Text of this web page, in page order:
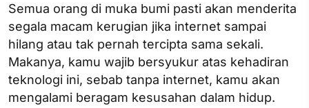
Semua orang di muka bumi pasti akan menderita
segala macam kerugian jika internet sampai
hilang atau tak pernah tercipta sama sekali.
Makanya, kamu wajib bersyukur atas kehadiran
teknologi ini, sebab tanpa internet, kamu akan
mengalami beragam kesusahan dalam hidup.